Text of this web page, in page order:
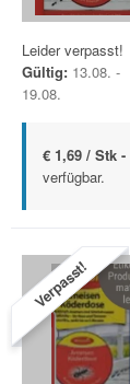
Leider verpasst!
Gültig: 13.08. -
19.08.
€ 1,69 / Stk -
verfügbar.
Verpasst!